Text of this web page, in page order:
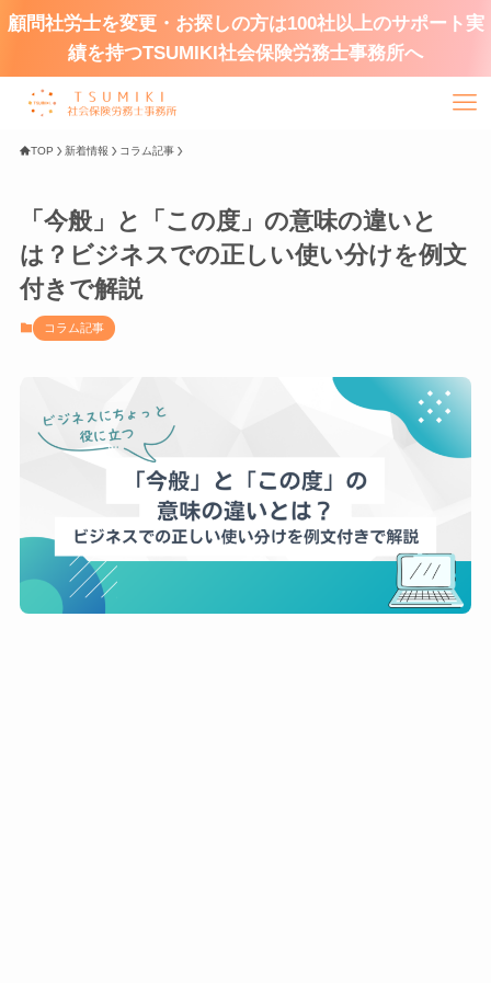
顧問社労士を変更・お探しの方は100社以上のサポート実
績を持つTSUMIKI社会保険労務士事務所へ
TOP 新着情報 コラム記事
「今般」と「この度」の意味の違いと
は？ビジネスでの正しい使い分けを例文
付きで解説
コラム記事